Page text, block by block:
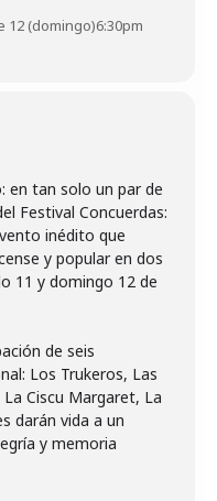
12 (domingo)6:30pm
en tan solo un par de
Festival Concuerdas:
inédito que
y popular en dos
11 y domingo 12 de
de seis
Los Trukeros, Las
Ciscu Margaret, La
darán vida a un
y memoria